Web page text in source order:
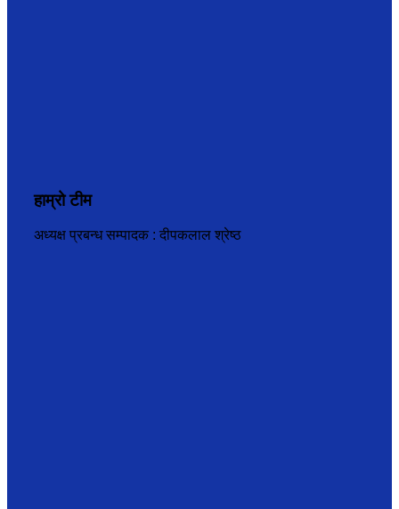
हाम्रो टीम
अध्यक्ष प्रबन्ध सम्पादक : दीपकलाल श्रेष्ठ